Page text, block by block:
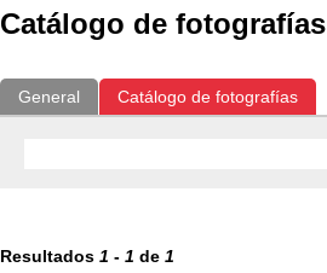
Catálogo de fotografías
General Catálogo de fotografías
Resultados 1 - 1 de 1